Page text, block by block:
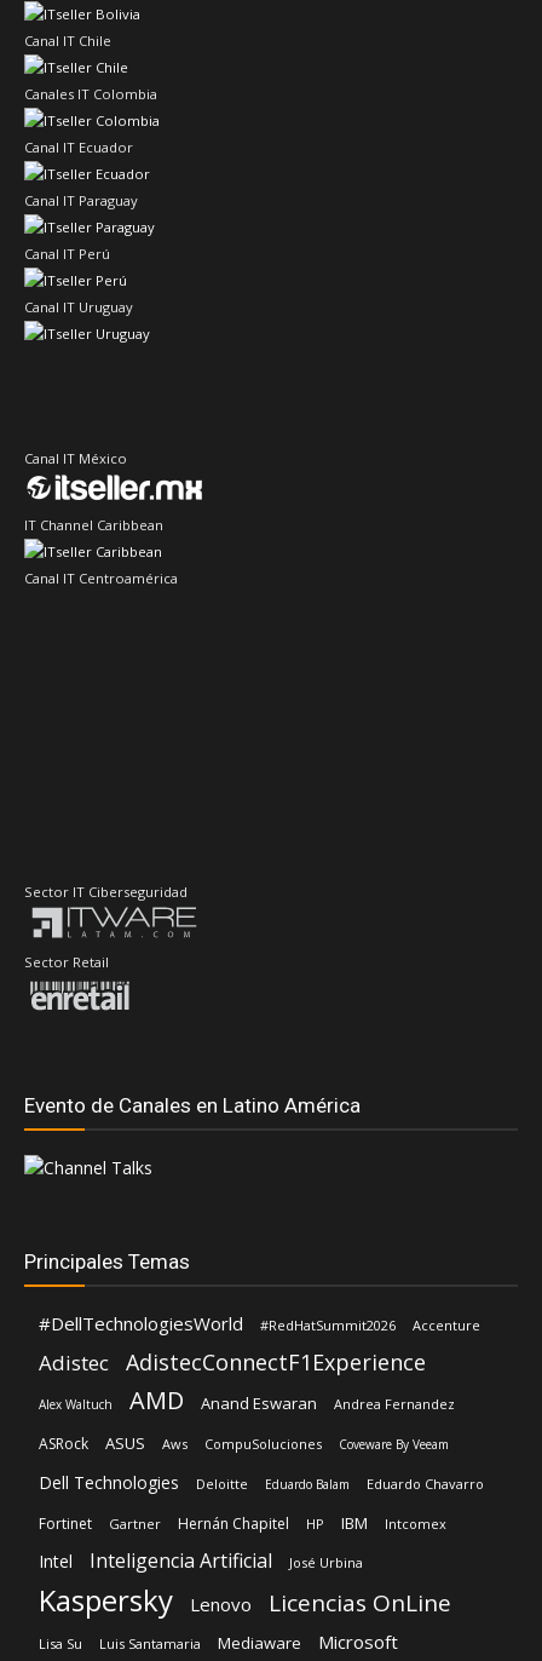
Canal IT Chile
Canales IT Colombia
Canal IT Ecuador
Canal IT Paraguay
Canal IT Perú
Canal IT Uruguay
Canal IT México
IT Channel Caribbean
Canal IT Centroamérica
Sector IT Ciberseguridad
Sector Retail
Evento de Canales en Latino América
Principales Temas
#DellTechnologiesWorld #RedHatSummit2026 Accenture
Adistec AdistecConnectF1Experience
Alex Waltuch AMD Anand Eswaran Andrea Fernandez
ASRock ASUS Aws CompuSoluciones Coveware By Veeam
Dell Technologies Deloitte Eduardo Balam Eduardo Chavarro
Fortinet Gartner Hernán Chapitel HP IBM Intcomex
Intel Inteligencia Artificial José Urbina
Kaspersky Lenovo Licencias OnLine
Lisa Su Luis Santamaria Mediaware Microsoft